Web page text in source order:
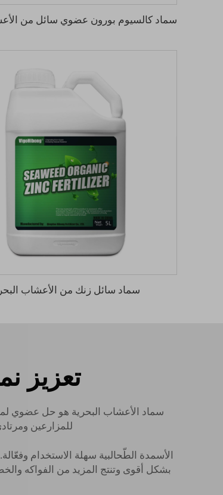
سماد سائل زنك من الأعشاب
تعزيز
سماد الأعشاب البحرية هو حل عضوي
للمزارعين
بشكل أقوى وتنتج المزيد من الفواكه